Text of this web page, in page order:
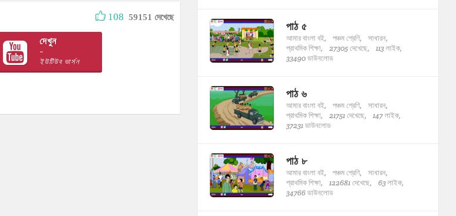
108 59151 দেখেছে
দেখুন
~
ইউটিউব ভার্সন
পাঠ ৫
আমার বাংলা বই, পঞ্চম শ্রেণি,
সাধারন,
প্রাথমিক শিক্ষা,
27305 দেখেছে,
113 লাইক,
33490 ডাউনলোড
পাঠ ৬
আমার বাংলা বই, পঞ্চম শ্রেণি,
সাধারন,
প্রাথমিক শিক্ষা,
21751 দেখেছে,
147 লাইক,
37231 ডাউনলোড
পাঠ ৮
আমার বাংলা বই, পঞ্চম শ্রেণি,
সাধারন,
প্রাথমিক শিক্ষা,
122681 দেখেছে,
63 লাইক,
34766 ডাউনলোড